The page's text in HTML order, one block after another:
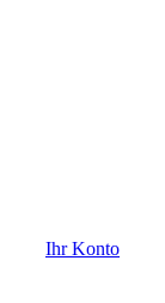
Ihr Konto